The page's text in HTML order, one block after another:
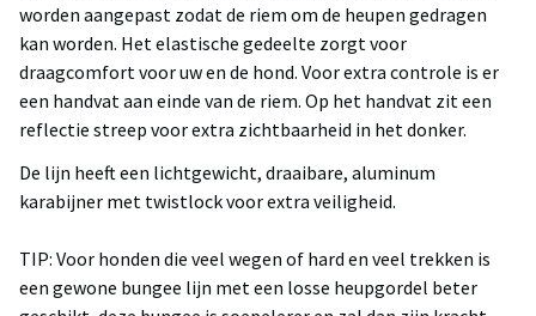
worden aangepast zodat de riem om de heupen gedragen
kan worden. Het elastische gedeelte zorgt voor
draagcomfort voor uw en de hond. Voor extra controle is er
een handvat aan einde van de riem. Op het handvat zit een
reflectie streep voor extra zichtbaarheid in het donker.
De lijn heeft een lichtgewicht, draaibare, aluminum
karabijner met twistlock voor extra veiligheid.
TIP: Voor honden die veel wegen of hard en veel trekken is
een gewone bungee lijn met een losse heupgordel beter